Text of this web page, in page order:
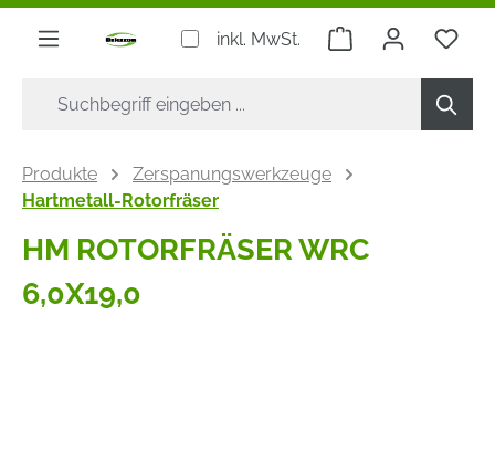
springen
inkl. MwSt. Warenkorb
Produkte
Zerspanungswerkzeuge
Hartmetall-Rotorfräser
HM ROTORFRÄSER WRC
6,0X19,0